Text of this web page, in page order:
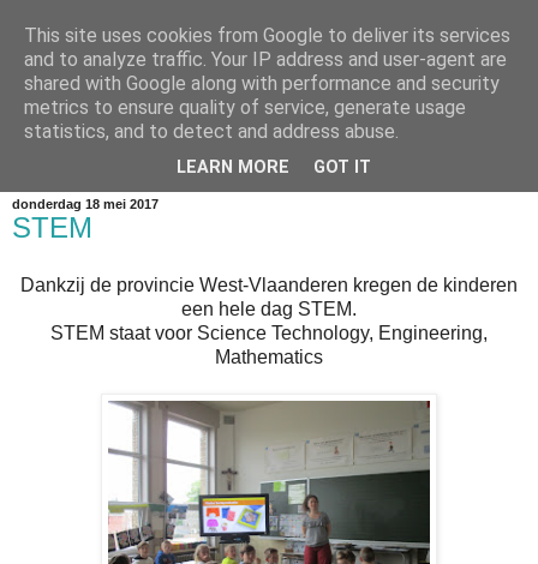
vierde leerjaar
Welkom op de blog van 4A en 4B. Lees, kijk en geniet van
onze avonturen!
donderdag 18 mei 2017
STEM
Dankzij de provincie West-Vlaanderen kregen de kinderen
een hele dag STEM.
STEM staat voor Science Technology, Engineering,
Mathematics
This site uses cookies from Google to deliver its services
and to analyze traffic. Your IP address and user-agent are
shared with Google along with performance and security
metrics to ensure quality of service, generate usage
statistics, and to detect and address abuse.
LEARN MORE GOT IT